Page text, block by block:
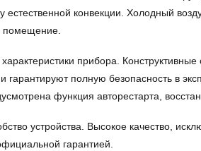
конвекции. Холодный
помещение.
прибора.
полную безопасность в
функция авторестарта,
устройства. Высокое качество,
гарантией.